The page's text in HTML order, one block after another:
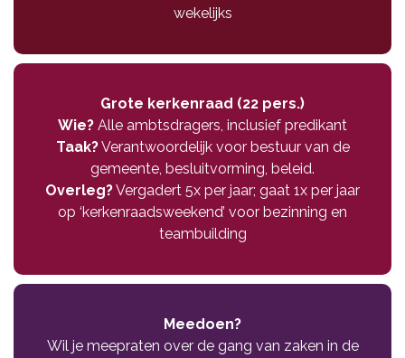
wekelijks
Grote kerkenraad (22 pers.)
Wie? Alle ambtsdragers, inclusief predikant
Taak?Verantwoordelijk voor bestuur van de
gemeente, besluitvorming, beleid.
Overleg?Vergadert 5x per jaar; gaat 1x per jaar
op ‘kerkenraadsweekend’ voor bezinning en
teambuilding
Meedoen?
Wil je meepraten over de gang van zaken in de